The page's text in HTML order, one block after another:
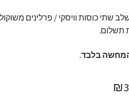
שתי כוסות וויסקי / פרלינים
תשלום.
בלבד.
₪